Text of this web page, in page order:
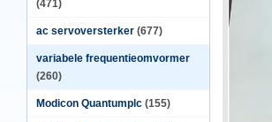
(471)
ac servoversterker (677)
variabele frequentieomvormer
(260)
Modicon Quantumplc (155)